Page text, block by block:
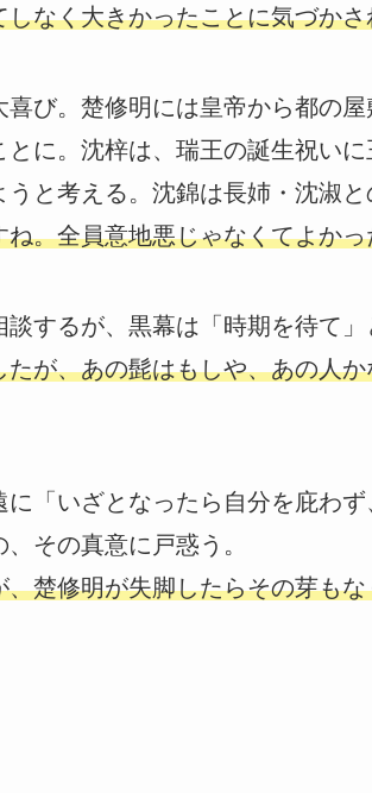
なく大きかったことに気づか
び。楚修明には皇帝から都の
に。沈梓は、瑞王の誕生祝い
と考える。沈錦は長姉・沈淑と
。全員意地悪じゃなくてよかっ
するが、黒幕は「時期を待て
が、あの髭はもしや、あの人か
「いざとなったら自分を庇わず
その真意に戸惑う。
楚修明が失脚したらその芽も